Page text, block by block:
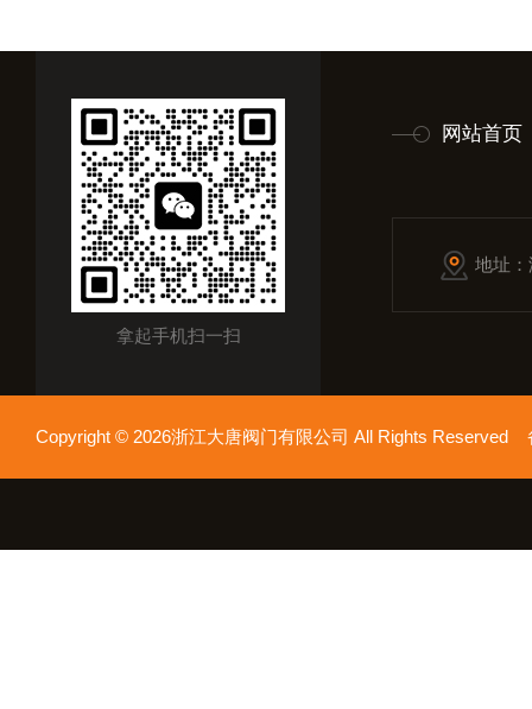
拿起手机扫一扫
网站首页
地址
Copyright © 2026浙江大唐阀门有限公司 All Rights Reserved